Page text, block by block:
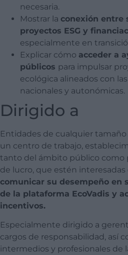
necesaria.
Mostrar la conexión entre
proyectos ESG y
especialmente en
Explicar cómo acceder a
públicos para impulsar
ecológica alineados con
nacionales y autonómicas.
Dirigido a
Entidades de cualquier
un centro de trabajo,
tanto del ámbito público como
de lucro, que estén interesadas
comunicar su desempeño en
de la plataforma EcoVadis y
incentivos.
Especialmente dirigido a
cargos de responsabilidad, así
intermedios y profesionales de